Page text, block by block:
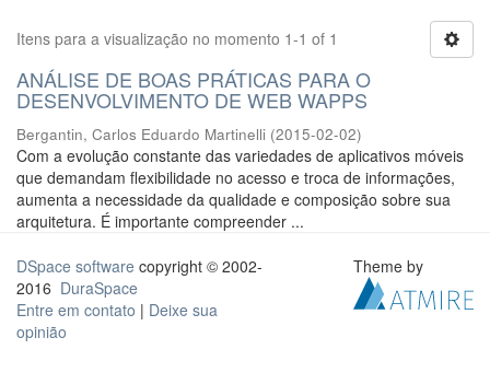
Itens para a visualização no momento 1-1 of 1
ANÁLISE DE BOAS PRÁTICAS PARA O
DESENVOLVIMENTO DE WEB WAPPS
Bergantin, Carlos Eduardo Martinelli (2015-02-02)
Com a evolução constante das variedades de aplicativos móveis
que demandam flexibilidade no acesso e troca de informações,
aumenta a necessidade da qualidade e composição sobre sua
arquitetura. É importante compreender ...
DSpace software copyright © 2002-
2016 DuraSpace
Entre em contato | Deixe sua
opinião
Theme by